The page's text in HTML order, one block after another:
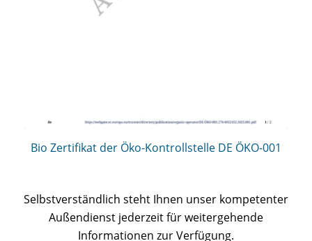
Bio Zertifikat der Öko-Kontrollstelle DE ÖKO-001
Selbstverständlich steht Ihnen unser kompetenter
Außendienst jederzeit für weitergehende
Informationen zur Verfügung.